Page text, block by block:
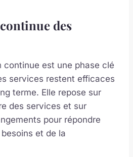
des
continue est une phase clé
services restent efficaces
terme. Elle repose sur
des services et sur
pour répondre
et de la